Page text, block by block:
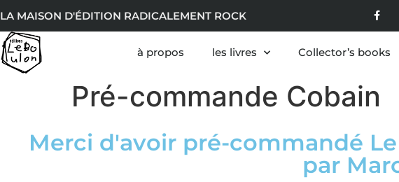
LA MAISON D'ÉDITION RADICALEMENT ROCK
à propos les livres Collector’s books
Pré-commande Cobain
Merci d'avoir pré-commandé
par